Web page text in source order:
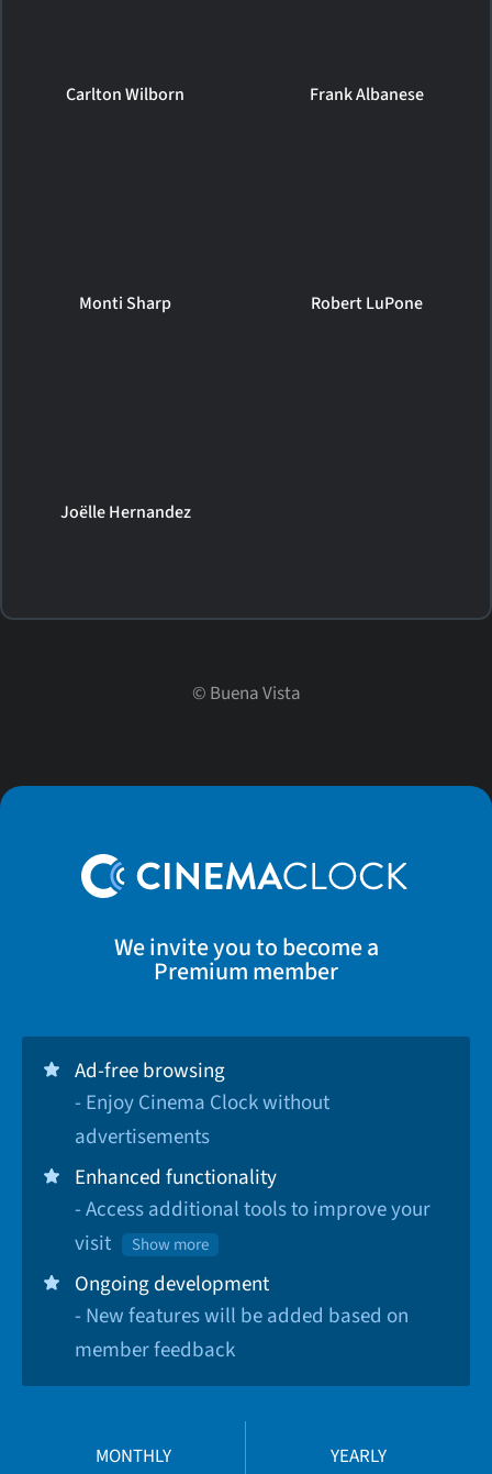
Carlton Wilborn Frank Albanese
Monti Sharp Robert LuPone
Joëlle Hernandez
© Buena Vista
We invite you to become a
Premium member
Ad-free browsing
- Enjoy Cinema Clock without
advertisements
Enhanced functionality
- Access additional tools to improve your
visit
Show more
Ongoing development
- New features will be added based on
member feedback
MONTHLY YEARLY